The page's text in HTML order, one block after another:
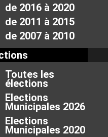
de 2016 à 2020
de 2011 à 2015
de 2007 à 2010
Toutes les
élections
Elections
Municipales 2026
Elections
Municipales 2020